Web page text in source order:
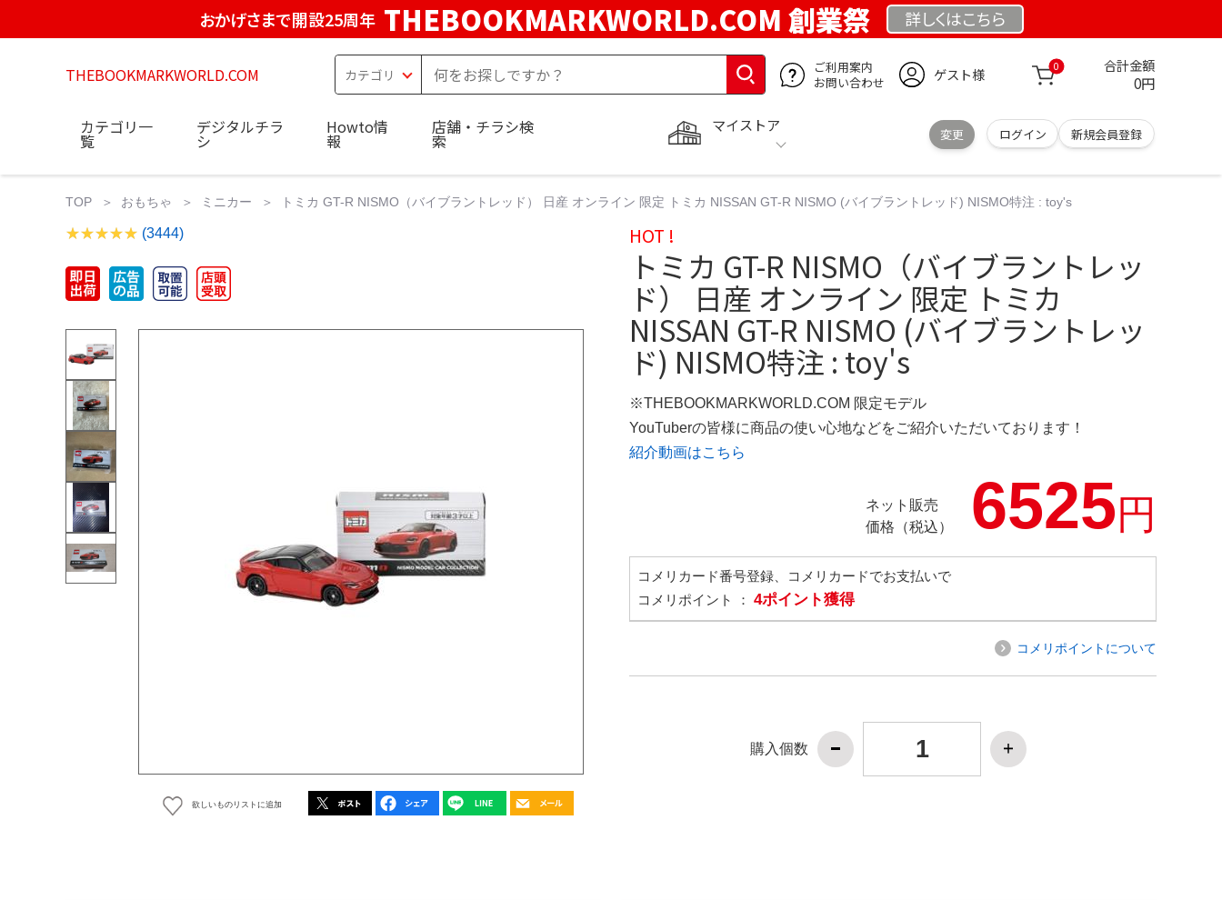
おかげさまで開設25周年 THEBOOKMARKWORLD.COM 創業祭 詳しくはこちら
THEBOOKMARKWORLD.COM
ご利用案内
お問い合わせ
ゲスト様 0 合計金額
0円
マイストア
変更 ログイン 新規会員登録
カテゴリ一
覧
デジタルチラ
シ
Howto情
報
店舗・チラシ検
索
TOP おもちゃ ミニカー トミカ GT-R NISMO（バイブラントレッド） 日産 オンライン 限定 トミカ NISSAN GT-R NISMO (バイブラントレッド) NISMO特注 : toy's
(3444)
欲しいものリストに追加
HOT !
トミカ GT-R NISMO（バイブラントレッ
ド） 日産 オンライン 限定 トミカ
NISSAN GT-R NISMO (バイブラントレッ
ド) NISMO特注 : toy's
※THEBOOKMARKWORLD.COM 限定モデル
YouTuberの皆様に商品の使い心地などをご紹介いただいております！
紹介動画はこちら
ネット販売
価格（税込）
6525円
コメリカード番号登録、コメリカードでお支払いで
コメリポイント ： 4ポイント獲得
コメリポイントについて
購入個数